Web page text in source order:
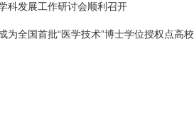
科发展工作研讨会顺利召开
为全国首批“医学技术”博士学位授权点高校